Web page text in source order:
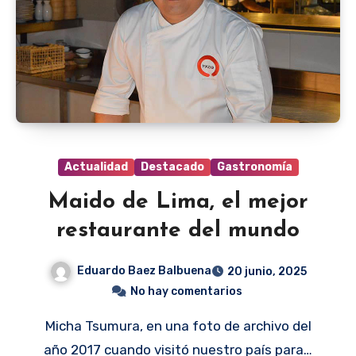
Actualidad Destacado Gastronomía
Maido de Lima, el mejor
restaurante del mundo
Eduardo Baez Balbuena
20 junio, 2025
No hay comentarios
Micha Tsumura, en una foto de archivo del
año 2017 cuando visitó nuestro país para…